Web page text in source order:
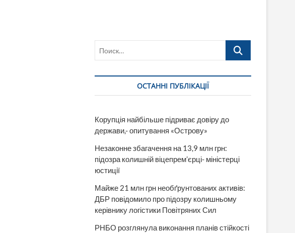
Поиск…
ОСТАННІ ПУБЛІКАЦІЇ
Корупція найбільше підриває довіру до
держави,- опитування «Острову»
Незаконне збагачення на 13,9 млн грн:
підозра колишній віцепрем’єрці- міністерці
юстиції
Майже 21 млн грн необґрунтованих активів:
ДБР повідомило про підозру колишньому
керівнику логістики Повітряних Сил
РНБО розглянула виконання планів стійкості